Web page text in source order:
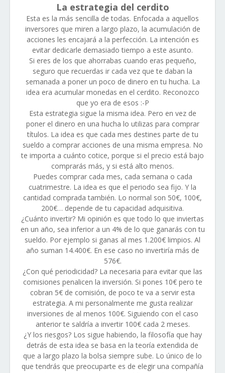
La estrategia del cerdito
Esta es la más sencilla de todas. Enfocada a aquellos
inversores que miren a largo plazo, la acumulación de
acciones les encajará a la perfección. La intención es
evitar dedicarle demasiado tiempo a este asunto.
Si eres de los que ahorrabas cuando eras pequeño,
seguro que recuerdas ir cada vez que te daban la
semanada a poner un poco de dinero en tu hucha. La
idea era acumular monedas en el cerdito. Reconozco
que yo era de esos :-P
Esta estrategia sigue la misma idea. Pero en vez de
poner el dinero en una hucha lo utilizas para comprar
títulos. La idea es que cada mes destines parte de tu
sueldo a comprar acciones de una misma empresa. No
te importa a cuánto cotice, porque si el precio está bajo
comprarás más, y si está alto menos.
Puedes comprar cada mes, cada semana o cada
cuatrimestre. La idea es que el periodo sea fijo. Y la
cantidad comprada también. Lo normal son 50€, 100€,
200€… depende de tu capacidad adquisitiva.
¿Cuánto invertir? Mi opinión es que todo lo que inviertas
en un año, sea inferior a un 4% de lo que ganarás con tu
sueldo. Por ejemplo si ganas al mes 1.200€ limpios. Al
año suman 14.400€. En ese caso no invertiría más de
576€.
¿Con qué periodicidad? La necesaria para evitar que las
comisiones penalicen la inversión. Si pones 10€ pero te
cobran 5€ de comisión, de poco te va a servir esta
estrategia. A mi personalmente me gusta realizar
inversiones de al menos 100€. Siguiendo con el caso
anterior te saldría a invertir 100€ cada 2 meses.
¿Y los riesgos? Los sigue habiendo, la filosofía que hay
detrás de esta idea se basa en la teoría extendida de
que a largo plazo la bolsa siempre sube. Lo único de lo
que tendrás que preocuparte es de elegir una compañía